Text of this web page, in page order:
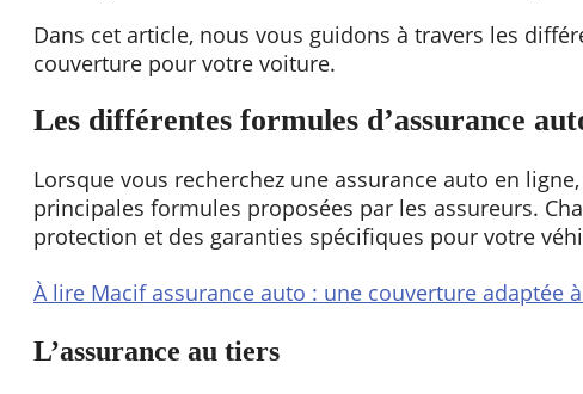
Dans cet article, nous vous guidons à travers les
couverture pour votre voiture.
Les différentes formules d’assurance
Lorsque vous recherchez une assurance auto en
principales formules proposées par les assureurs.
protection et des garanties spécifiques pour votre
À lire Macif assurance auto : une couverture adaptée
L’assurance au tiers